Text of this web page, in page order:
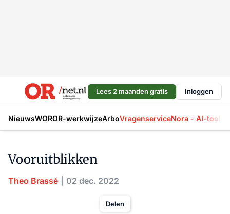
Lees 2 maanden gratis Inloggen
NieuwsWOROR-werkwijzeArboVragenserviceNora - AI-tool
Vooruitblikken
Theo Brassé 02 dec. 2022
Delen